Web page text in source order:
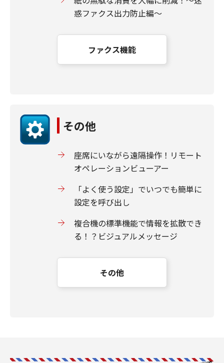
惑ファクス出力防止編～
ファクス機能
その他
座席にいながら遠隔操作！リモート
オペレーションビューアー
「よく使う設定」でいつでも簡単に
設定を呼び出し
複合機の標準機能で情報を拡散でき
る！？ビジュアルメッセージ
その他